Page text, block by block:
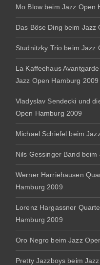
Mo Blow beim Jazz Open
Das Böse Ding beim Jazz
Studnitzky Trio beim Jazz
La Kaffeehaus
Jazz Open Hamburg 2009
Vladyslav Sendecki und
Open Hamburg 2009
Michael Schiefel beim
Nils Gessinger Band
Werner Harriehausen
Hamburg 2009
Lorenz Hargassner
Hamburg 2009
Oro Negro beim Jazz
Pretty Jazzboys beim